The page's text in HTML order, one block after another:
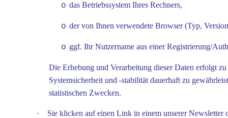
o das Betriebssystem Ihres Rechners,
o der von Ihnen verwendete Browser (Typ,
o ggf. Ihr Nutzername aus einer Registrierung/
Die Erhebung und Verarbeitung dieser Daten erfolgt
Systemsicherheit und -stabilität dauerhaft zu
statistischen Zwecken.
· Sie klicken auf einen Link in einem unserer Newsletter